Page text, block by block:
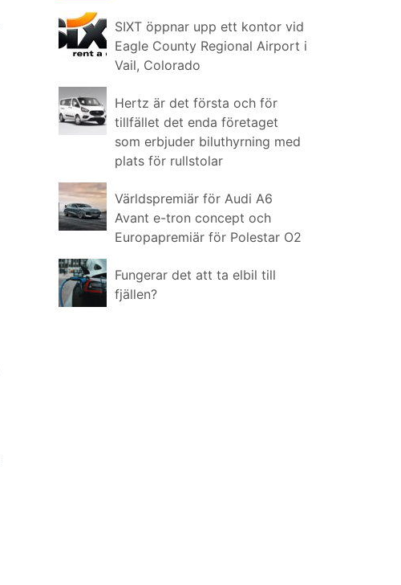
SIXT öppnar upp ett kontor vid
Eagle County Regional Airport i
Vail, Colorado
Hertz är det första och för
tillfället det enda företaget
som erbjuder biluthyrning med
plats för rullstolar
Världspremiär för Audi A6
Avant e-tron concept och
Europapremiär för Polestar O2
Fungerar det att ta elbil till
fjällen?